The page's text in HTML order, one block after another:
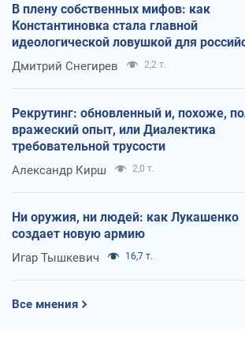
В плену собственных мифов: как
Константиновка стала главной
идеологической ловушкой для
оккупантов
Дмитрий Снегирев 2,2 т.
Рекрутинг: обновленный и, похоже,
вражеский опыт, или Диалектика
требовательной трусости
Александр Кирш 2,0 т.
Ни оружия, ни людей: как Лукашенко
создает новую армию
Игар Тышкевич 16,7 т.
Все мнения